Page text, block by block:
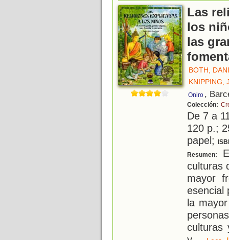
Las
los
las
BOTH,
KNIPPING,
Oniro ,
Colección:
De 7 a
120 p.;
papel;
Resumen:
culturas
mayor
esencial
la
culturas